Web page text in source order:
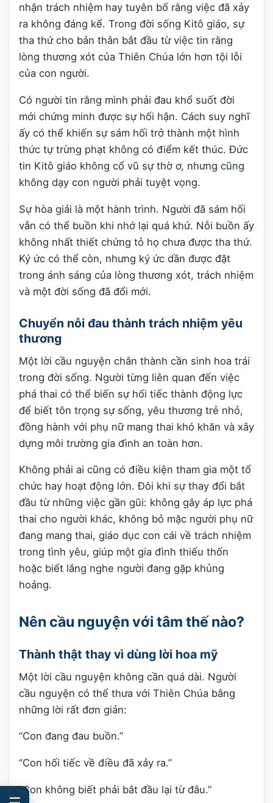
nhận trách nhiệm hay tuyên bố rằng việc đã xảy
ra không đáng kể. Trong đời sống Kitô giáo, sự
tha thứ cho bản thân bắt đầu từ việc tin rằng
lòng thương xót của Thiên Chúa lớn hơn tội lỗi
của con người.
Có người tin rằng mình phải đau khổ suốt đời
mới chứng minh được sự hối hận. Cách suy nghĩ
ấy có thể khiến sự sám hối trở thành một hình
thức tự trừng phạt không có điểm kết thúc. Đức
tin Kitô giáo không cổ vũ sự thờ ơ, nhưng cũng
không dạy con người phải tuyệt vọng.
Sự hòa giải là một hành trình. Người đã sám hối
vẫn có thể buồn khi nhớ lại quá khứ. Nỗi buồn ấy
không nhất thiết chứng tỏ họ chưa được tha thứ.
Ký ức có thể còn, nhưng ký ức dần được đặt
trong ánh sáng của lòng thương xót, trách nhiệm
và một đời sống đã đổi mới.
Chuyển nỗi đau thành trách nhiệm yêu
thương
Một lời cầu nguyện chân thành cần sinh hoa trái
trong đời sống. Người từng liên quan đến việc
phá thai có thể biến sự hối tiếc thành động lực
để biết tôn trọng sự sống, yêu thương trẻ nhỏ,
đồng hành với phụ nữ mang thai khó khăn và xây
dựng môi trường gia đình an toàn hơn.
Không phải ai cũng có điều kiện tham gia một tổ
chức hay hoạt động lớn. Đôi khi sự thay đổi bắt
đầu từ những việc gần gũi: không gây áp lực phá
thai cho người khác, không bỏ mặc người phụ nữ
đang mang thai, giáo dục con cái về trách nhiệm
trong tình yêu, giúp một gia đình thiếu thốn
hoặc biết lắng nghe người đang gặp khủng
hoảng.
Nên cầu nguyện với tâm thế nào?
Thành thật thay vì dùng lời hoa mỹ
Một lời cầu nguyện không cần quá dài. Người
cầu nguyện có thể thưa với Thiên Chúa bằng
những lời rất đơn giản:
“Con đang đau buồn.”
“Con hối tiếc về điều đã xảy ra.”
“Con không biết phải bắt đầu lại từ đâu.”